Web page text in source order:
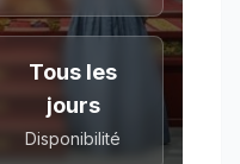
Tous les
jours
Disponibilité